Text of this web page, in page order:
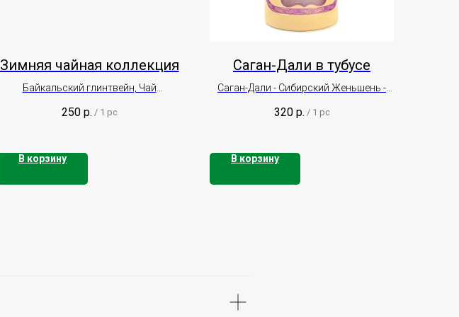
Зимняя чайная коллекция
Байкальский глинтвейн, Чай
250 р. / 1 pc
В корзину
Саган-Дали в тубусе
Саган-Дали - Сибирский Женьшень -
320 р. / 1 pc
В корзину